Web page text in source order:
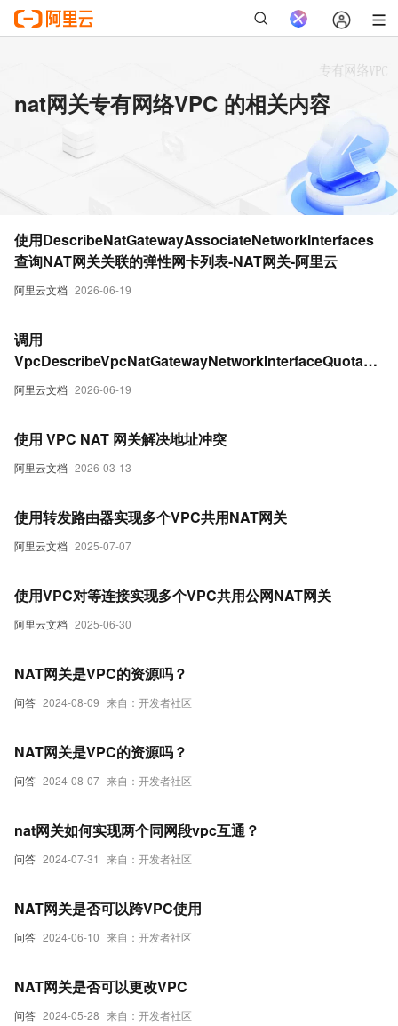
nat网关专有网络VPC 的相关内容
阿里云文档 2026-06-19
使用DescribeNatGatewayAssociateNetworkInterfaces
查询NAT网关关联的弹性网卡列表-NAT网关-阿里云
阿里云文档 2026-06-19
调用
VpcDescribeVpcNatGatewayNetworkInterfaceQuota查
询VPC NAT网关反向访问EP配额-NAT网关-阿里云
阿里云文档 2026-03-13
使用 VPC NAT 网关解决地址冲突
阿里云文档 2025-07-07
使用转发路由器实现多个VPC共用NAT网关
阿里云文档 2025-06-30
使用VPC对等连接实现多个VPC共用公网NAT网关
问答 2024-08-09 来自：开发者社区
NAT网关是VPC的资源吗？
问答 2024-08-07 来自：开发者社区
NAT网关是VPC的资源吗？
问答 2024-07-31 来自：开发者社区
nat网关如何实现两个同网段vpc互通？
问答 2024-06-10 来自：开发者社区
NAT网关是否可以跨VPC使用
问答 2024-05-28 来自：开发者社区
NAT网关是否可以更改VPC